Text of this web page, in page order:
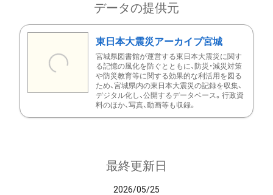
データの提供元
東日本大震災アーカイブ宮城
宮城県図書館が運営する東日本大震災に関す
る記憶の風化を防ぐとともに、防災・減災対策
や防災教育等に関する効果的な利活用を図る
ため、宮城県内の東日本大震災の記録を収集、
デジタル化し、公開するデータベース。行政資
料のほか、写真、動画等も収録。
最終更新日
2026/05/25